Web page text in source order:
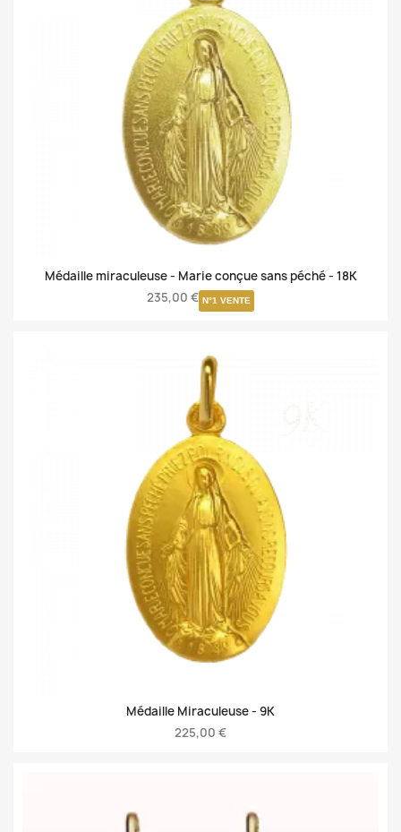
Médaille miraculeuse - Marie conçue sans péché - 18K
235,00 € N°1 VENTE
Médaille Miraculeuse - 9K
225,00 €